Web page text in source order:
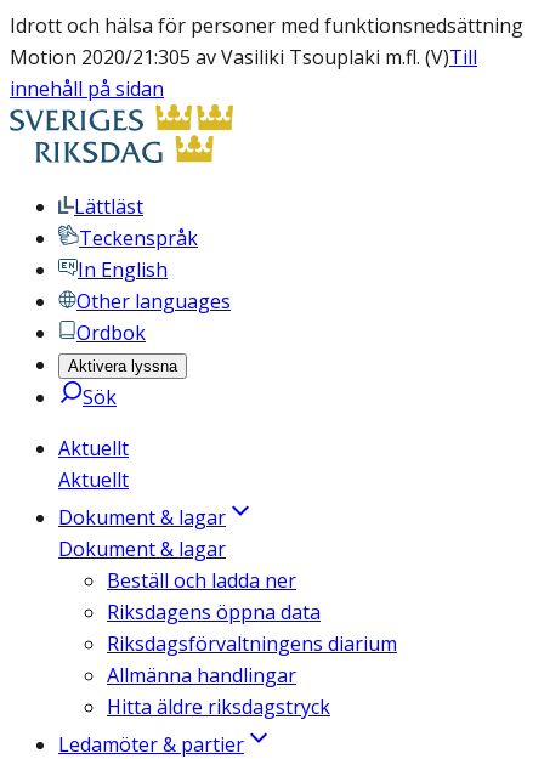
Idrott och hälsa för personer med funktionsnedsättning
Motion 2020/21:305 av Vasiliki Tsouplaki m.fl. (V)Till
innehåll på sidan
Lättläst
Teckenspråk
In English
Other languages
Ordbok
Aktivera lyssna
Sök
Aktuellt
Aktuellt
Dokument & lagar
Dokument & lagar
Beställ och ladda ner
Riksdagens öppna data
Riksdagsförvaltningens diarium
Allmänna handlingar
Hitta äldre riksdagstryck
Ledamöter & partier